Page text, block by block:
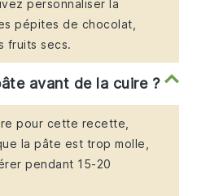
personnaliser la
pépites de chocolat,
fruits secs.
avant de la cuire ?
pour cette recette,
la pâte est trop molle,
pendant 15-20